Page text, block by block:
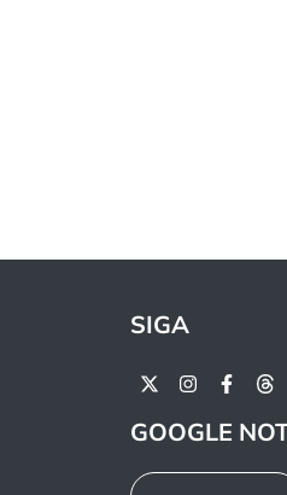
SIGA
GOOGLE